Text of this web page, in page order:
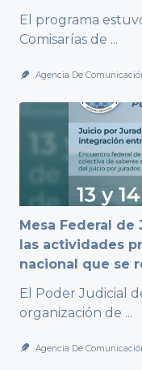
El programa
Comisarías de ...
Agencia De
Mesa Federal de
las actividades
nacional que se
El Poder Judicial
organización de ...
Agencia De